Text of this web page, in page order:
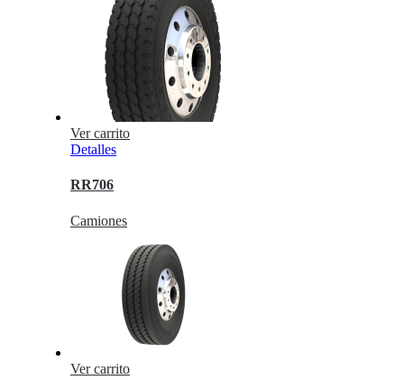
Ver carrito
Detalles
RR706
Camiones
Ver carrito